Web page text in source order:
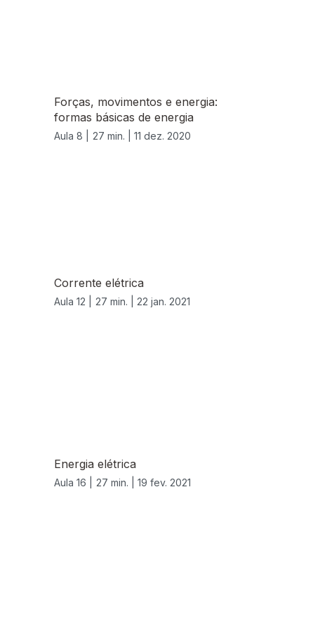
Forças, movimentos e energia:
formas básicas de energia
Aula 8 | 27 min. | 11 dez. 2020
Corrente elétrica
Aula 12 | 27 min. | 22 jan. 2021
Energia elétrica
Aula 16 | 27 min. | 19 fev. 2021